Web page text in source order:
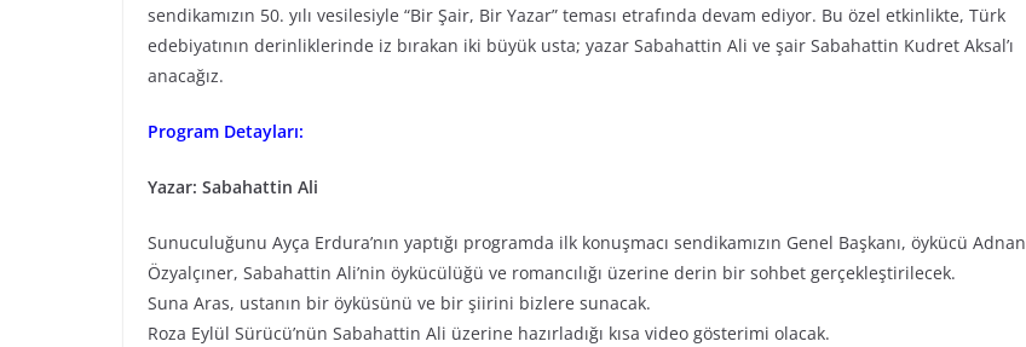
sendikamızın 50. yılı vesilesiyle “Bir Şair, Bir Yazar” teması etrafında devam ediyor. Bu özel etkinlikte, Türk
edebiyatının derinliklerinde iz bırakan iki büyük usta; yazar Sabahattin Ali ve şair Sabahattin Kudret Aksal’ı
anacağız.
Program Detayları:
Yazar: Sabahattin Ali
Sunuculuğunu Ayça Erdura’nın yaptığı programda ilk konuşmacı sendikamızın Genel Başkanı, öykücü Adnan
Özyalçıner, Sabahattin Ali’nin öykücülüğü ve romancılığı üzerine derin bir sohbet gerçekleştirilecek.
Suna Aras, ustanın bir öyküsünü ve bir şiirini bizlere sunacak.
Roza Eylül Sürücü’nün Sabahattin Ali üzerine hazırladığı kısa video gösterimi olacak.